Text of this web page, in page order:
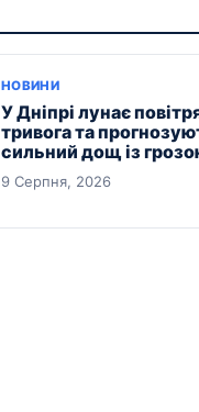
НОВИНИ
У Дніпрі лунає
тривога та
сильний дощ із
9 Серпня, 2026